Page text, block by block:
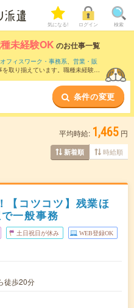
気になる! ログイン 検索
未経験OK のお仕事一覧
オフィスワーク・事務系、 営業・販
取り揃えています。職種未経験OK
条件の変更
平均時給: 1,465 円
新着順 時給順
【コツコツ】残業ほ
一般事務
土日祝日が休み WEB登録OK
徒歩20分